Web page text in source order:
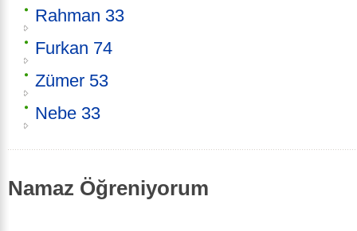
Rahman 33
Furkan 74
Zümer 53
Nebe 33
Namaz Öğreniyorum